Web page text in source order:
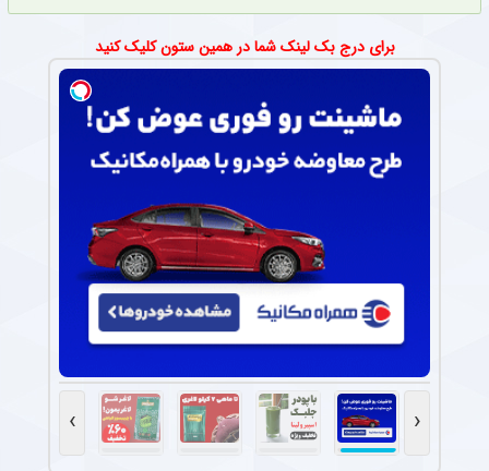
برای درج بک لینک شما در همین ستون کلیک کنید
‹
›